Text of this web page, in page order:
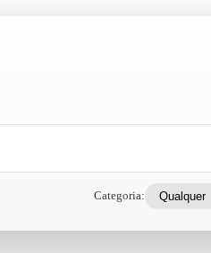
Categoria: